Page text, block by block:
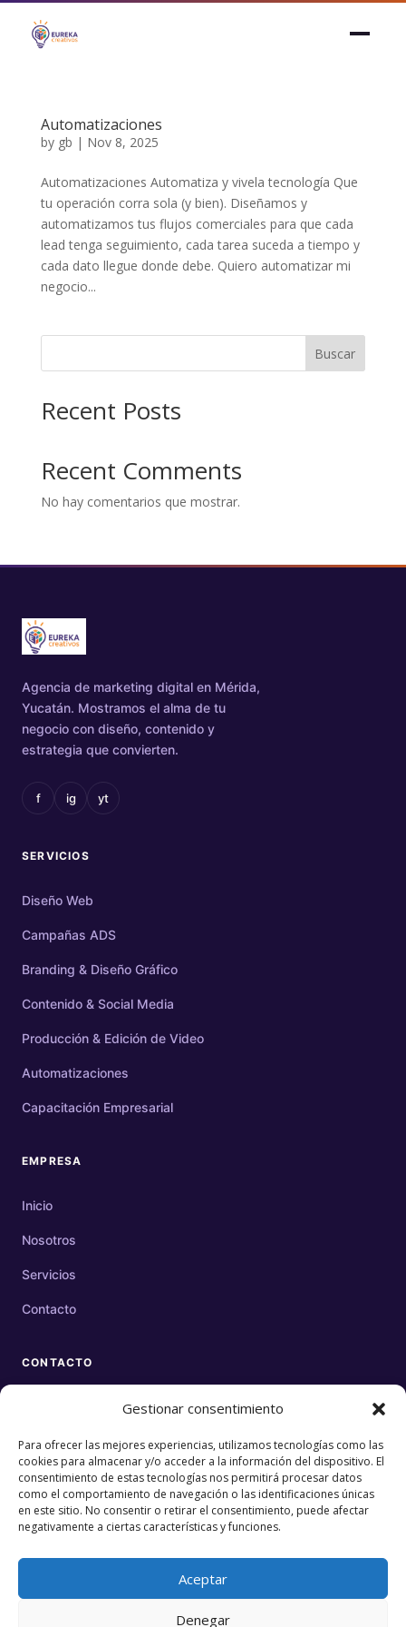
Gestionar consentimiento
Para ofrecer las mejores experiencias, utilizamos tecnologías como las
cookies para almacenar y/o acceder a la información del dispositivo. El
consentimiento de estas tecnologías nos permitirá procesar datos
como el comportamiento de navegación o las identificaciones únicas
en este sitio. No consentir o retirar el consentimiento, puede afectar
negativamente a ciertas características y funciones.
Aceptar
Denegar
Diseño Web
Sitios rápidos, bellos y que convierten
Campañas ADS
Producción & Edición de Video
Capacitación Empresarial
Automatizaciones
by gb | Nov 8, 2025
Automatizaciones Automatiza y vivela tecnología Que
tu operación corra sola (y bien). Diseñamos y
automatizamos tus flujos comerciales para que cada
lead tenga seguimiento, cada tarea suceda a tiempo y
cada dato llegue donde debe. Quiero automatizar mi
negocio...
Buscar
Recent Posts
Recent Comments
No hay comentarios que mostrar.
Agencia de marketing digital en Mérida,
Yucatán. Mostramos el alma de tu
negocio con diseño, contenido y
estrategia que convierten.
f ig yt
SERVICIOS
Diseño Web
Campañas ADS
Branding & Diseño Gráfico
Contenido & Social Media
Producción & Edición de Video
Automatizaciones
Capacitación Empresarial
EMPRESA
Inicio
Nosotros
Servicios
Contacto
CONTACTO
UBICACIÓN
Mérida, Yucatán, México